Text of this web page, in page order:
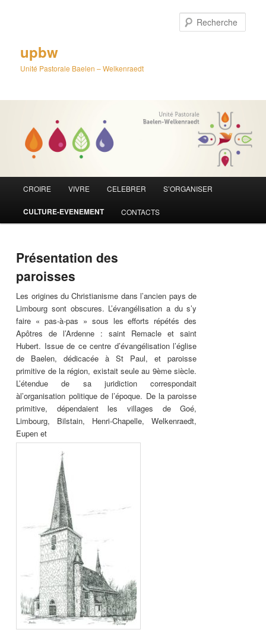
upbw
Unité Pastorale Baelen – Welkenraedt
principal
CROIRE VIVRE CELEBRER S’ORGANISER
CULTURE-EVENEMENT CONTACTS
Présentation des
paroisses
Les origines du Christianisme dans l’ancien pays de
Limbourg sont obscures. L’évangélisation a du s’y
faire « pas-à-pas » sous les efforts répétés des
Apôtres de l’Ardenne : saint Remacle et saint
Hubert. Issue de ce centre d’évangélisation l’église
de Baelen, dédicacée à St Paul, et paroisse
primitive de la région, existait seule au 9ème siècle.
L’étendue de sa juridiction correspondait
àl’organisation politique de l’époque. De la paroisse
primitive, dépendaient les villages de Goé,
Limbourg, Bilstain, Henri-Chapelle, Welkenraedt,
Eupen et